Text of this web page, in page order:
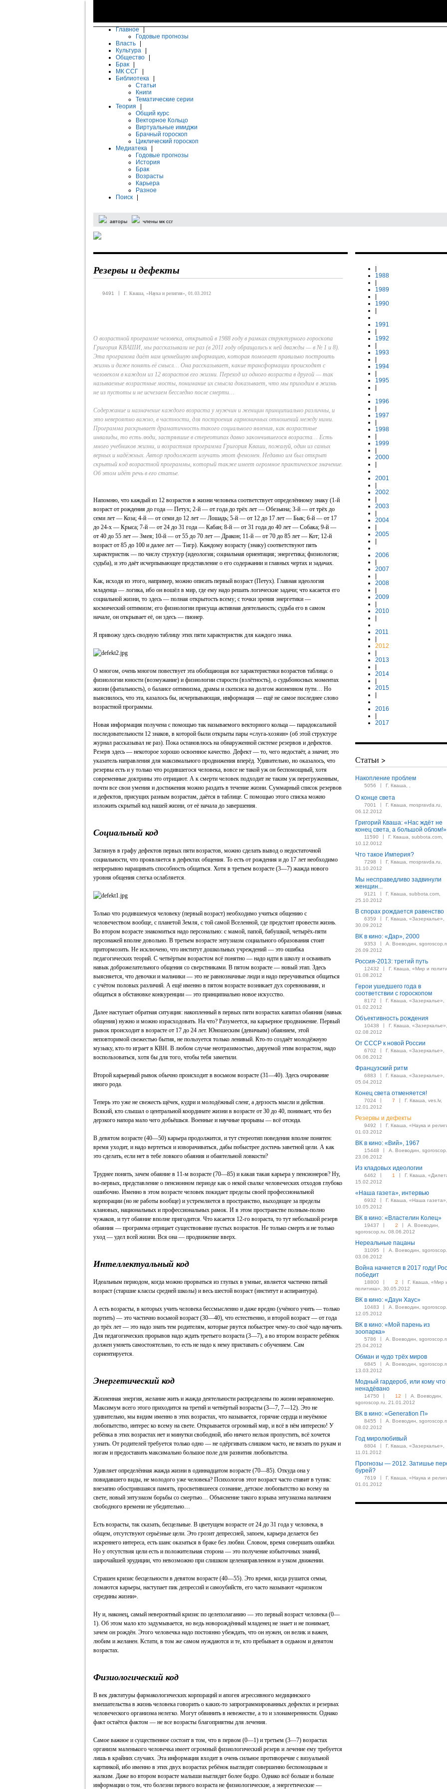
Главное
Годовые прогнозы
Власть
Культура
Общество
Брак
МК ССГ
Библиотека
Статьи
Книги
Тематические серии
Теория
Общий курс
Векторное Кольцо
Виртуальные имиджи
Брачный гороскоп
Циклический гороскоп
Медиатека
Годовые прогнозы
История
Брак
Возрасты
Карьера
Разное
Поиск
авторы члены мк ссг
Резервы и дефекты
9491 | Г. Кваша, «Наука и религия», 01.03.2012
О возрастной программе человека, открытой в 1988 году в рамках структурного гороскопа
Григория КВАШИ, мы рассказывали не раз (в 2011 году обращались к ней дважды — в № 1 и 8).
Эта программа даёт нам ценнейшую информацию, которая помогает правильно построить
жизнь и даже понять её смысл… Она рассказывает, какие трансформации происходят с
человеком в каждом из 12 возрастов его жизни. Переход из одного возраста в другой — так
называемые возрастные мосты, понимание их смысла доказывает, что мы приходим в жизнь
не из пустоты и не исчезаем бесследно после смерти…
Содержание и назначение каждого возраста у мужчин и женщин принципиально различны, и
это невероятно важно, в частности, для построения гармоничных отношений между ними.
Программа раскрывает драматичность такого социального явления, как возрастные
инвалиды, то есть люди, застрявшие в стереотипах давно закончившегося возраста… Есть
много учебников жизни, и возрастная программа Григория Кваши, пожалуй, один из самых
верных и надёжных. Автор продолжает изучать этот феномен. Недавно им был открыт
скрытый код возрастной программы, который также имеет огромное практическое значение.
Об этом идёт речь в его статье.
Напомню, что каждый из 12 возрастов в жизни человека соответствует определённому знаку (1‑й
возраст от рождения до года — Петух; 2‑й — от года до трёх лет — Обезьяна; 3‑й — от трёх до
семи лет — Коза; 4‑й — от семи до 12 лет — Лошадь; 5‑й — от 12 до 17 лет — Бык; 6‑й — от 17
до 24‑х — Крыса; 7‑й — от 24 до 31 года — Кабан; 8‑й — от 31 года до 40 лет — Собака; 9‑й —
от 40 до 55 лет — Змея; 10‑й — от 55 до 70 лет — Дракон; 11‑й — от 70 до 85 лет — Кот; 12‑й
возраст от 85 до 100 и далее лет — Тигр). Каждому возрасту (знаку) соответствуют пять
характеристик — по числу структур (идеология; социальная ориентация; энергетика; физиология;
судьба), и это даёт исчерпывающее представление о его содержании и главных чертах и задачах.
Как, исходя из этого, например, можно описать первый возраст (Петух). Главная идеология
младенца — логика, ибо он вошёл в мир, где ему надо решать логические задачи; что касается его
социальной жизни, то здесь — полная открытость всему; с точки зрения энергетики —
космический оптимизм; его физиологии присуща активная деятельность; судьба его в самом
начале, он открывает её, он здесь — пионер.
Я привожу здесь сводную таблицу этих пяти характеристик для каждого знака.
О многом, очень многом повествует эта обобщающая все характеристики возрастов таблица: о
физиологии юности (возмужание) и физиологии старости (взлётность), о судьбоносных моментах
жизни (фатальность), о балансе оптимизма, драмы и скепсиса на долгом жизненном пути… Но
выяснилось, что эта, казалось бы, исчерпывающая, информация — ещё не самое последнее слово
возрастной программы.
Новая информация получена с помощью так называемого векторного кольца — парадоксальной
последовательности 12 знаков, в которой были открыты пары «слуга-хозяин» (об этой структуре
журнал рассказывал не раз). Пока остановлюсь на обнаруженной системе резервов и дефектов.
Резерв здесь — некоторое хорошо освоенное качество. Дефект — то, чего недостаёт, а значит, это
указатель направления для максимального продвижения вперёд. Удивительно, но оказалось, что
резервы есть и у только что родившегося человека, вовсе не такой уж он беспомощный, хотя
современные доктрины это отрицают. А к смерти человек подходит не таким уж перегруженным,
почти все свои умения и достижения можно раздать в течение жизни. Суммарный список резервов
и дефектов, присущих разным возрастам, даётся в таблице. С помощью этого списка можно
изложить скрытый код нашей жизни, от её начала до завершения.
Социальный код
Заглянув в графу дефектов первых пяти возрастов, можно сделать вывод о недостаточной
социальности, что проявляется в дефектах общения. То есть от рождения и до 17 лет необходимо
непрерывно наращивать способность общаться. Хотя в третьем возрасте (3—7) жажда нового
уровня общения слегка ослабляется.
Только что родившемуся человеку (первый возраст) необходимо учиться общению с
человечеством вообще, с планетой Земля, с той самой Вселенной, где предстоит провести жизнь.
Во втором возрасте знакомиться надо персонально: с мамой, папой, бабушкой, четырёх-пяти
персонажей вполне довольно. В третьем возрасте энтузиазм социального образования стоит
притормозить. Не исключено, что институт дошкольных учреждений — это ошибка
педагогических теорий. С четвёртым возрастом всё понятно — надо идти в школу и осваивать
навык доброжелательного общения со сверстниками. В пятом возрасте — новый этап. Здесь
выясняется, что девочки и мальчики — это не равнозначные люди и надо переучиваться общаться
с учётом половых различий. А ещё именно в пятом возрасте возникает дух соревнования, и
общаться в обстановке конкуренции — это принципиально новое искусство.
Далее наступает обратная ситуация: накопленный в первых пяти возрастах капитал обаяния (навык
общения) нужно и можно израсходовать. На что? Разумеется, на карьерное продвижение. Первый
рывок происходит в возрасте от 17 до 24 лет. Юношеским (девичьим) обаянием, этой
неповторимой свежестью бытия, не пользуется только ленивый. Кто-то создаёт молодёжную
музыку, кто-то играет в КВН. В любом случае неотразимостью, даруемой этим возрастом, надо
воспользоваться, хотя бы для того, чтобы тебя заметили.
Второй карьерный рывок обычно происходит в восьмом возрасте (31—40). Здесь очарование
иного рода.
Теперь это уже не свежесть щёчек, кудри и молодёжный сленг, а дерзость мысли и действия.
Всякий, кто слышал о центральной координате жизни в возрасте от 30 до 40, понимает, что без
дерзкого напора мало чего добьёшься. Военные и научные прорывы — всё отсюда.
В девятом возрасте (40—50) карьера продолжится, и тут стереотип поведения вполне понятен:
время уходит, и надо вертеться и изворачиваться, дабы побыстрее достичь заветной цели. А как
это сделать, если нет в тебе ловкого обаяния и обаятельной ловкости?
Труднее понять, зачем обаяние в 11‑м возрасте (70—85) и какая такая карьера у пенсионеров? Ну,
во‑первых, представление о пенсионном периоде как о некой свалке человеческих отходов глубоко
ошибочно. Именно в этом возрасте человек покидает пределы своей профессиональной
корпорации (но не работы вообще) и устремляется в пространство, выходящее за пределы
клановых, национальных и профессиональных рамок. И в этом пространстве полным-полно
чужаков, и тут обаяние вполне пригодится. Что касается 12‑го возраста, то тут небольшой резерв
обаяния — программа отрицает существование пустых возрастов. Не только смерть и не только
уход — удел всей жизни. Вся она — продвижение вверх.
Интеллектуальный код
Идеальным периодом, когда можно прорваться из глупых в умные, является частично пятый
возраст (старшие классы средней школы) и весь шестой возраст (институт и аспирантура).
А есть возрасты, в которых учить человека бессмысленно и даже вредно (учёного учить — только
портить) — это частично восьмой возраст (30—40), что естественно, и второй возраст — от года
до трёх лет — это надо знать тем родителям, которые рвутся побыстрее чему-то своё чадо научить.
Для педагогических прорывов надо ждать третьего возраста (3—7), а во втором возрасте ребёнок
должен умнеть самостоятельно, то есть не надо к нему приставать с обучением. Сам
сориентируется.
Энергетический код
Жизненная энергия, желание жить и жажда деятельности распределены по жизни неравномерно.
Максимум всего этого приходится на третий и четвёртый возрасты (3—7, 7—12). Это не
удивительно, мы видим именно в этих возрастах, что называется, горячие сердца и неуёмное
любопытство, интерес ко всему на свете. Открывается огромный мир, и всё в нём интересно! У
ребёнка в этих возрастах нет и минутки свободной, ибо ничего нельзя пропустить, всё хочется
узнать. От родителей требуется только одно — не одёргивать слишком часто, не вязать по рукам и
ногам и предоставить максимально большое поле для развития любопытства.
Удивляет определённая жажда жизни в одиннадцатом возрасте (70—85). Откуда она у
повидавшего виды, не молодого уже человека? Психологов этот возраст часто ставит в тупик:
внезапно обострившаяся память, просветившееся сознание, детское любопытство ко всему на
свете, новый энтузиазм борьбы со смертью… Объяснение такого взрыва энтузиазма наличием
свободного времени не убедительно…
Есть возрасты, так сказать, бесцельные. В цветущем возрасте от 24 до 31 года у человека, в
общем, отсутствуют серьёзные цели. Это грозит депрессией, запоем, карьера делается без
искреннего интереса, есть шанс оказаться в браке без любви. Словом, время совершать ошибки.
Но у отсутствия цели есть и положительная сторона — это получение избыточных знаний,
широчайшей эрудиции, что невозможно при слишком целенаправленном и узком движении.
Страшен кризис бесцельности в девятом возрасте (40—55). Это время, когда рушатся семьи,
ломаются карьеры, наступает пик депрессий и самоубийств, его часто называют «кризисом
середины жизни».
Ну и, наконец, самый невероятный кризис по целеполаганию — это первый возраст человека (0—
1). Об этом мало кто задумывается, но ведь новорождённый младенец не знает и не понимает,
зачем он рождён. Этого человечка надо постоянно убеждать, что он нужен, он велик и важен,
любим и желанен. Кстати, в том же самом нуждаются и те, кто пребывает в седьмом и девятом
возрастах.
Физиологический код
В век диктатуры фармакологических корпораций и апогея агрессивного медицинского
вмешательства в жизнь человека говорить о каких-то запрограммированных дефектах и резервах
человеческого организма нелегко. Могут обвинить в невежестве, а то и злонамеренности. Однако
факт остаётся фактом — не все возрасты благоприятны для лечения.
Самое важное и существенное состоит в том, что в первом (0—1) и третьем (3—7) возрастах
организм маленького человечка имеет огромный физиологический резерв и лечение ему требуется
лишь в крайних случаях. Эта информация входит в очень сильное противоречие с визуальной
картинкой, ибо именно в этих двух возрастах ребёнок выглядит совершенно беспомощным и
жалким. Даже во втором возрасте малыши выглядят более бодро. Однако всё больше и больше
информации о том, что болезни первого возраста не физиологические, а энергетические —
1988
1989
1990
1991
1992
1993
1994
1995
1996
1997
1998
1999
2000
2001
2002
2003
2004
2005
2006
2007
2008
2009
2010
2011
2012
2013
2014
2015
2016
2017
Статьи >
Накопление проблем
5056 | Г. Кваша, ,
О конце света
7001 |
Г. Кваша, mospravda.ru,
06.12.2012
Григорий Кваша: «Нас ждёт не
конец света, а большой облом!»
11590 |
Г. Кваша, subbota.com,
10.12.0012
Что такое Империя?
7298 |
Г. Кваша, mospravda.ru,
31.10.2012
Мы несправедливо задвинули
женщин...
9121 |
Г. Кваша, subbota.com,
25.10.2012
В спорах рождается равенство
6359 |
Г. Кваша, «Зазеркалье»,
30.09.2012
ВК в кино: «Дар», 2000
9353 |
А. Воеводин,
26.09.2012
Россия-2013: третий путь
12432 |
Г. Кваша, «Мир и
01.08.2012
Герои ушедшего года в
соответствии с гороскопом
8172 |
Г. Кваша, «Зазеркалье»,
01.02.2012
Объективность рождения
10438 |
Г. Кваша, «Зазеркалье»,
02.08.2012
От СССР к новой России
6702 |
Г. Кваша, «Зазеркалье»,
06.06.2012
Французский ритм
6883 |
Г. Кваша, «Зазеркалье»,
05.04.2012
Конец света отменяется!
7024 | 7 |
Г. Кваша, ves.lv,
12.01.2012
Резервы и дефекты
9492 |
Г. Кваша, «Наука и
01.03.2012
ВК в кино: «Вий», 1967
15448 |
А. Воеводин,
23.06.2012
Из кладовых идеологии
6462 | 1 |
Г. Кваша,
15.02.2012
«Наша газета», интервью
6932 |
Г. Кваша, «Наша газета»,
10.05.2012
ВК в кино: «Властелин Колец»
19437 | 2 |
А. Воеводин,
sgoroscop.ru, 08.06.2012
Нереальные пацаны
31095 |
А. Воеводин,
03.06.2012
Война начнется в 2017 году!
победит
18800 | 2 |
Г. Кваша, «Мир
политика», 30.05.2012
ВК в кино: «Даун Хаус»
10483 |
А. Воеводин,
12.05.2012
ВК в кино: «Мой парень из
зоопарка»
5786 |
А. Воеводин,
25.04.2012
Обман и чудо трёх миров
6845 |
А. Воеводин,
13.03.2012
Модный гардероб, или кому что
ненадёвано
14750 | 12 |
А. Воеводин,
sgoroscop.ru, 21.01.2012
ВК в кино: «Generation П»
8455 |
А. Воеводин,
08.02.2012
Год миролюбивый
6804 |
Г. Кваша, «Зазеркалье»,
11.01.2012
Прогнозы — 2012. Затишье
бурей?
7619 |
Г. Кваша, «Наука и
01.01.2012